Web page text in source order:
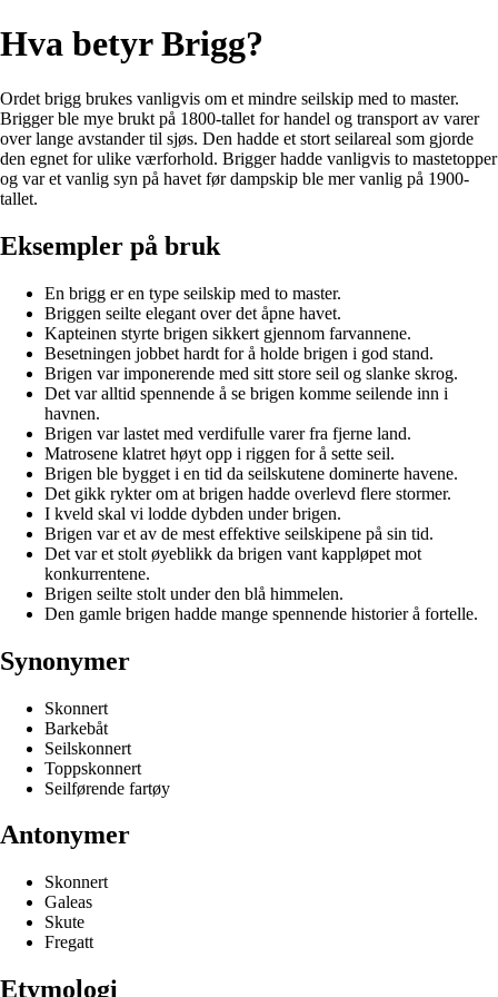
Hva betyr Brigg?
Ordet brigg brukes vanligvis om et mindre seilskip med to master.
Brigger ble mye brukt på 1800-tallet for handel og transport av varer
over lange avstander til sjøs. Den hadde et stort seilareal som gjorde
den egnet for ulike værforhold. Brigger hadde vanligvis to mastetopper
og var et vanlig syn på havet før dampskip ble mer vanlig på 1900-
tallet.
Eksempler på bruk
En brigg er en type seilskip med to master.
Briggen seilte elegant over det åpne havet.
Kapteinen styrte brigen sikkert gjennom farvannene.
Besetningen jobbet hardt for å holde brigen i god stand.
Brigen var imponerende med sitt store seil og slanke skrog.
Det var alltid spennende å se brigen komme seilende inn i
havnen.
Brigen var lastet med verdifulle varer fra fjerne land.
Matrosene klatret høyt opp i riggen for å sette seil.
Brigen ble bygget i en tid da seilskutene dominerte havene.
Det gikk rykter om at brigen hadde overlevd flere stormer.
I kveld skal vi lodde dybden under brigen.
Brigen var et av de mest effektive seilskipene på sin tid.
Det var et stolt øyeblikk da brigen vant kappløpet mot
konkurrentene.
Brigen seilte stolt under den blå himmelen.
Den gamle brigen hadde mange spennende historier å fortelle.
Synonymer
Skonnert
Barkebåt
Seilskonnert
Toppskonnert
Seilførende fartøy
Antonymer
Skonnert
Galeas
Skute
Fregatt
Etymologi